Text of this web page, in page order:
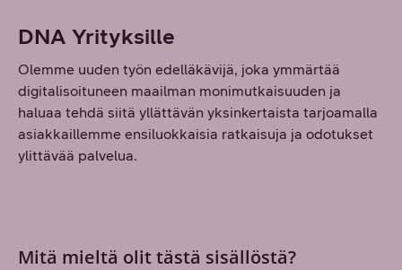
DNA Yrityksille
Olemme uuden työn edelläkävijä, joka ymmärtää
digitalisoituneen maailman monimutkaisuuden ja
haluaa tehdä siitä yllättävän yksinkertaista tarjoamalla
asiakkaillemme ensiluokkaisia ratkaisuja ja odotukset
ylittävää palvelua.
Mitä mieltä olit tästä sisällöstä?